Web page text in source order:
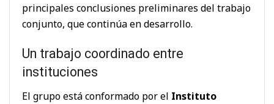
principales conclusiones preliminares del trabajo
conjunto, que continúa en desarrollo.
Un trabajo coordinado entre
instituciones
El grupo está conformado por el Instituto